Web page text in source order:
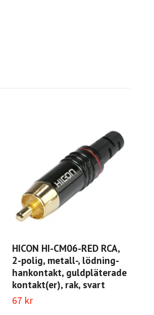
HICON HI-CM06-RED RCA,
2-polig, metall-, lödning-
hankontakt, guldpläterade
kontakt(er), rak, svart
67 kr